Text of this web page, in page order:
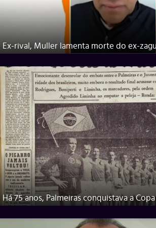
Ex-rival, Muller lamenta morte do ex-
Há 75 anos, Palmeiras conquistava a